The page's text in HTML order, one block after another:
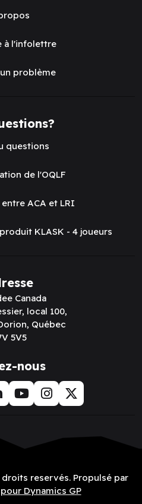
à l'infolettre
problème
questions
de l'OQLF
ACA et LRI
KLASK - 4 joueurs
Canada
local 100,
Québec
5V5
nous
reservés. Propulsé par
Dynamics GP